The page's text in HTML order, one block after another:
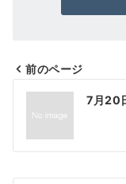
投
ナ
ビ
前のページ
7月20